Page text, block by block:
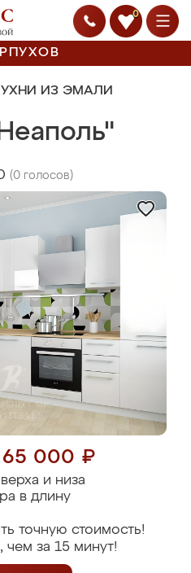
0
ИЗ ЭМАЛИ
(0 голосов)
65 000 ₽
и низа
в длину
точную стоимость!
за 15 минут!